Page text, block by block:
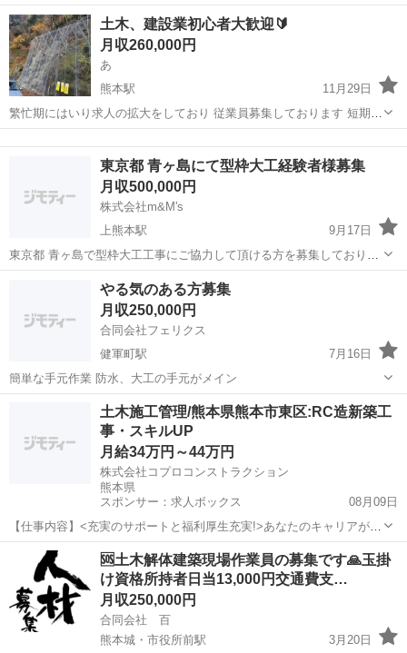
ださい！ 場所、中央区保田窪 一軒家 約20日程 お願いします
熊本 熊本市 南熊本駅 大工
土木、建設業初心者大歓迎🔰
月収260,000円
あ
熊本駅
11月29日
繁忙期にはいり求人の拡大をしており 従業員募集しております 短期の
バイトでも構いません 小さいことでも質問にのりますので よろしくお
願いします 年齢は問いません 建設業界の「3K」は、かつては「きつ
い・汚い・危険」 を指...東京都 青ヶ島にて型枠大工経験者様募集
月収500,000円
株式会社m&M's
上熊本駅
9月17日
東京都 青ヶ島で型枠大工工事にご協力して頂ける方を募集しておりま
す。 単価 税別26000円 宿舎有り 飯付き 経費 交通費でます。
08082557883 お気軽にメッセージお電話ください。
上熊本駅 大工
やる気のある方募集
月収250,000円
合同会社フェリクス
健軍町駅
7月16日
簡単な手元作業 防水、大工の手元がメイン
健軍町駅 大工
土木施工管理/熊本県熊本市東区:RC造新築工
事・スキルUP
月給34万円～44万円
株式会社コプロコンストラクション
熊本県
スポンサー：求人ボックス
08月09日
【仕事内容】<充実のサポートと福利厚生充実!>あなたのキャリアが活
かせるお仕事 大手で安心して働ける環境です 40代・50代・60代の方
が活躍されています <募集要項> <職種> 土木施工管理/熊本県熊本市東
区:RC造新築工事・ス...
正社員
🆘土木解体建築現場作業員の募集です🙏玉掛
け資格所持者日当13,000円交通費支…
月収250,000円
合同会社 百
熊本城・市役所前駅
3月20日